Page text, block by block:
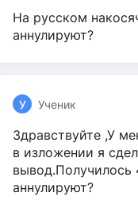
На русском
аннулируют?
У Ученик
Здравствуйте ,У
в изложении я
вывод.Получилось
аннулируют?